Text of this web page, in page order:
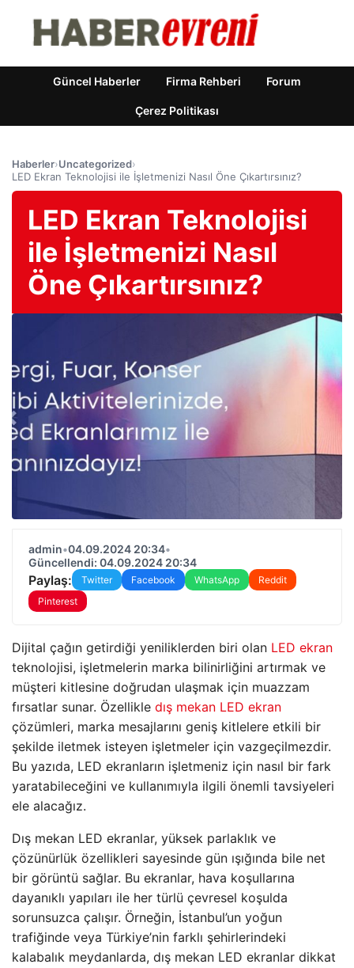
Güncel Haberler Firma Rehberi Forum
Çerez Politikası
Haberler›Uncategorized›
LED Ekran Teknolojisi ile İşletmenizi Nasıl Öne Çıkartırsınız?
LED Ekran Teknolojisi
ile İşletmenizi Nasıl
Öne Çıkartırsınız?
admin•04.09.2024 20:34•
Güncellendi: 04.09.2024 20:34
Paylaş: Twitter Facebook WhatsApp
Reddit
Pinterest
Dijital çağın getirdiği yeniliklerden biri olan LED ekran
teknolojisi, işletmelerin marka bilinirliğini artırmak ve
müşteri kitlesine doğrudan ulaşmak için muazzam
fırsatlar sunar. Özellikle dış mekan LED ekran
çözümleri, marka mesajlarını geniş kitlelere etkili bir
şekilde iletmek isteyen işletmeler için vazgeçilmezdir.
Bu yazıda, LED ekranların işletmeniz için nasıl bir fark
yaratabileceğini ve kullanımıyla ilgili önemli tavsiyeleri
ele alacağız.
Dış mekan LED ekranlar, yüksek parlaklık ve
çözünürlük özellikleri sayesinde gün ışığında bile net
bir görüntü sağlar. Bu ekranlar, hava koşullarına
dayanıklı yapıları ile her türlü çevresel koşulda
sorunsuzca çalışır. Örneğin, İstanbul’un yoğun
trafiğinde veya Türkiye’nin farklı şehirlerindeki
kalabalık meydanlarda, dış mekan LED ekranlar dikkat